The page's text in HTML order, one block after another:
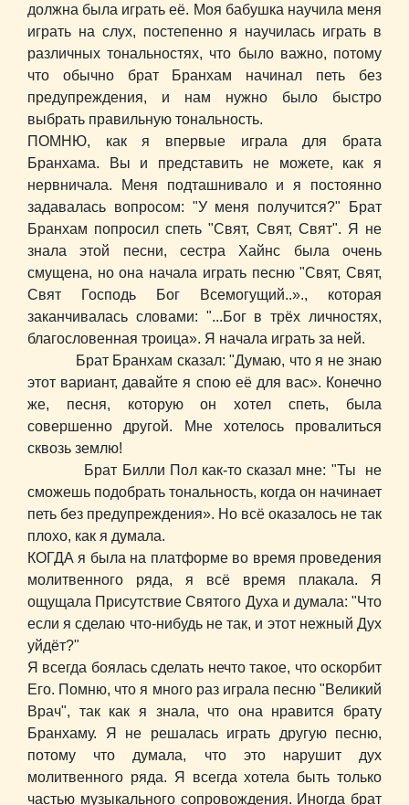
должна была играть её. Моя бабушка научила меня
играть на слух, постепенно я научилась играть в
различных тональностях, что было важно, потому
что обычно брат Бранхам начинал петь без
предупреждения, и нам нужно было быстро
выбрать правильную тональность.
ПОМНЮ, как я впервые играла для брата
Бранхама. Вы и представить не можете, как я
нервничала. Меня подташнивало и я постоянно
задавалась вопросом: "У меня получится?" Брат
Бранхам попросил спеть "Свят, Свят, Свят". Я не
знала этой песни, сестра Хайнс была очень
смущена, но она начала играть песню "Свят, Свят,
Свят Господь Бог Всемогущий..»., которая
заканчивалась словами: "...Бог в трёх личностях,
благословенная троица». Я начала играть за ней.
Брат Бранхам сказал: "Думаю, что я не знаю
этот вариант, давайте я спою её для вас». Конечно
же, песня, которую он хотел спеть, была
совершенно другой. Мне хотелось провалиться
сквозь землю!
Брат Билли Пол как-то сказал мне: "Ты не
сможешь подобрать тональность, когда он начинает
петь без предупреждения». Но всё оказалось не так
плохо, как я думала.
КОГДА я была на платформе во время проведения
молитвенного ряда, я всё время плакала. Я
ощущала Присутствие Святого Духа и думала: "Что
если я сделаю что-нибудь не так, и этот нежный Дух
уйдёт?"
Я всегда боялась сделать нечто такое, что оскорбит
Его. Помню, что я много раз играла песню "Великий
Врач", так как я знала, что она нравится брату
Бранхаму. Я не решалась играть другую песню,
потому что думала, что это нарушит дух
молитвенного ряда. Я всегда хотела быть только
частью музыкального сопровождения. Иногда брат